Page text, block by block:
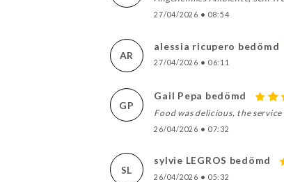
27/04/2026 • 08:54
AR
alessia ricupero bedömd
27/04/2026 • 06:11
GP
Gail Pepa bedömd
Food was delicious, the
26/04/2026 • 07:32
SL
sylvie LEGROS bedömd
26/04/2026 • 05:32